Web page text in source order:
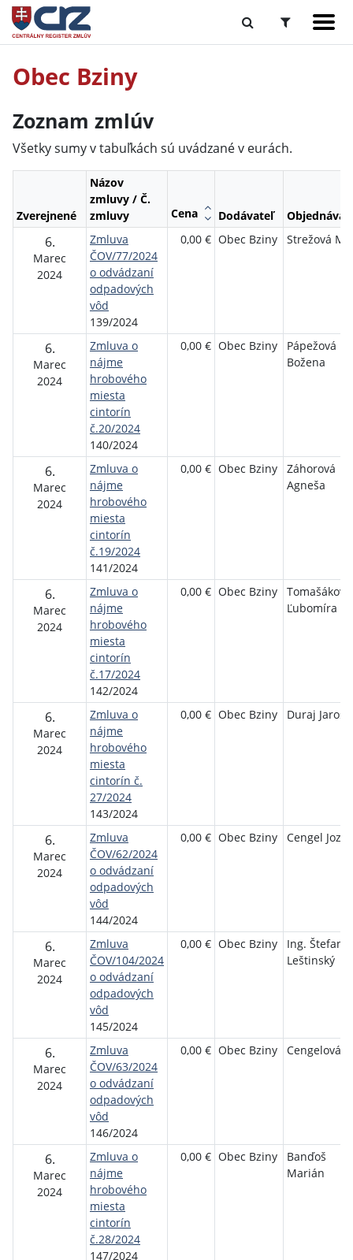
Obec Bziny
Zoznam zmlúv
Všetky sumy v tabuľkách sú uvádzané v eurách.
Zverejnené
Názov
zmluvy / Č.
zmluvy
Cena Dodávateľ
6.
Marec
2024
Zmluva
ČOV/77/2024
o odvádzaní
odpadových
vôd
139/2024
0,00 € Obec Bziny Strežová
6.
Marec
2024
Zmluva o
nájme
hrobového
miesta
cintorín
č.20/2024
140/2024
0,00 € Obec Bziny
Pápežová
Božena
6.
Marec
2024
Zmluva o
nájme
hrobového
miesta
cintorín
č.19/2024
141/2024
0,00 € Obec Bziny
Záhorová
Agneša
6.
Marec
2024
Zmluva o
nájme
hrobového
miesta
cintorín
č.17/2024
142/2024
0,00 € Obec Bziny
Tomašáková
Ľubomíra
6.
Marec
2024
Zmluva o
nájme
hrobového
miesta
cintorín č.
27/2024
143/2024
0,00 € Obec Bziny Duraj
6.
Marec
2024
Zmluva
ČOV/62/2024
o odvádzaní
odpadových
vôd
144/2024
0,00 € Obec Bziny Cengel Jozef
6.
Marec
2024
Zmluva
ČOV/104/2024
o odvádzaní
odpadových
vôd
145/2024
0,00 € Obec Bziny
Ing. Štefan
Leštinský
6.
Marec
2024
Zmluva
ČOV/63/2024
o odvádzaní
odpadových
vôd
146/2024
0,00 € Obec Bziny Cengelová
6.
Marec
2024
Zmluva o
nájme
hrobového
miesta
cintorín
č.28/2024
147/2024
0,00 € Obec Bziny
Banďoš
Marián